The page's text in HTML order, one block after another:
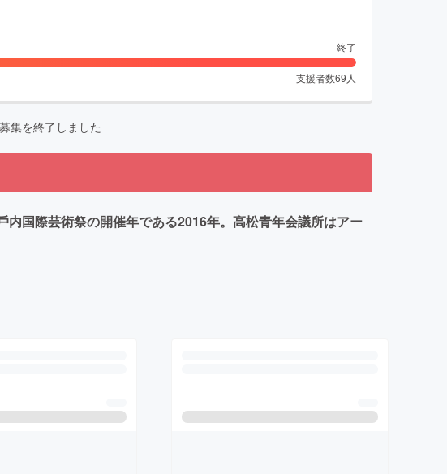
終了
支援者数69 人
集を終了しました
国際芸術祭の開催年である2016年。⾼松⻘年会議所はアー